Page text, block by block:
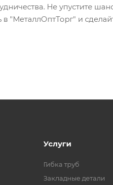
Не упустите
"МеталлОптТорг" и
Услуги
Гибка труб
Закладные детали